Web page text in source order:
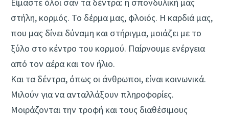
στήλη, κορμός. Το δέρμα μας, φλοιός. Η καρδιά μας,
που μας δίνει δύναμη και στήριγμα, μοιάζει με το
ξύλο στο κέντρο του κορμού. Παίρνουμε ενέργεια
από τον αέρα και τον ήλιο.
Και τα δέντρα, όπως οι άνθρωποι, είναι κοινωνικά.
Μιλούν για να ανταλλάξουν πληροφορίες.
Μοιράζονται την τροφή και τους διαθέσιμους